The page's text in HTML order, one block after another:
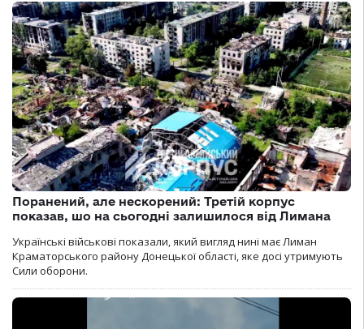
Поранений, але нескорений: Третій корпус
показав, шо на сьогодні залишилося від Лимана
Українські військові показали, який вигляд нині має Лиман
Краматорського району Донецької області, яке досі утримують
Сили оборони.